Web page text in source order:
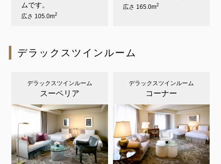
ムです。
広さ 105.0m2
広さ 165.0m2
デラックスツインルーム
デラックスツインルーム
スーペリア
デラックスツインルーム
コーナー